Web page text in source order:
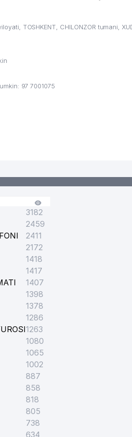
TOSHKENT, CHILONZOR tumani,
97 7001075
3182
2459
2411
2172
1418
1417
1407
1398
1378
1286
1263
1080
1065
1002
887
858
818
805
738
634